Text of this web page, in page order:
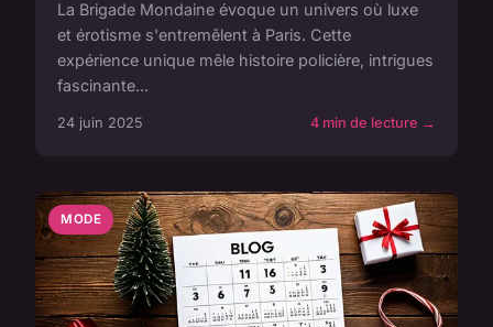
La Brigade Mondaine évoque un univers où luxe
et érotisme s'entremêlent à Paris. Cette
expérience unique mêle histoire policière, intrigues
fascinante...
24 juin 2025 4 min de lecture →
MODE